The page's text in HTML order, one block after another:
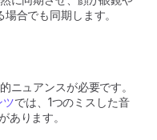
合でも同期します。
ニュアンスが必要です。
ツでは、1つのミスした音
あります。